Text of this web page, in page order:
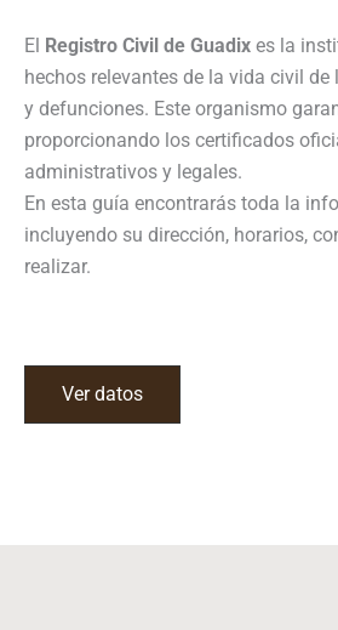
El Registro Civil de Guadix es la
hechos relevantes de la vida civil
y defunciones. Este organismo
proporcionando los certificados
administrativos y legales.
En esta guía encontrarás toda la
incluyendo su dirección, horarios,
realizar.
Ver datos